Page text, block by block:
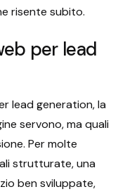
risente subito.
per lead
lead generation, la
servono, ma quali
Per molte
strutturate, una
ben sviluppate,